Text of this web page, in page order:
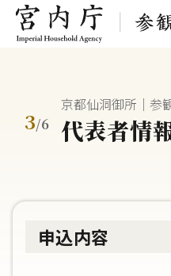
3/6
京都仙洞御所｜参
代表者情
申込内容